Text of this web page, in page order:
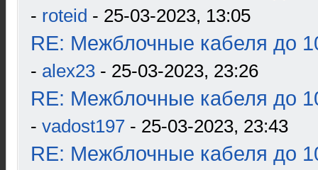
- roteid - 25-03-2023, 13:05
RE: Межблочные кабеля до
- alex23 - 25-03-2023, 23:26
RE: Межблочные кабеля до
- vadost197 - 25-03-2023, 23:43
RE: Межблочные кабеля до